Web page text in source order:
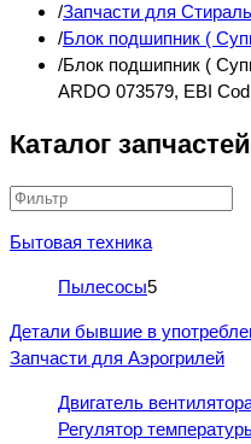
Запчасти для
Блок подшипник (
Блок подшипник (
ARDO 073579, EBI
Каталог запчастей
Бытовая техника
Пылесосы5
Детали бывшие в
Запчасти для Аэрогрилей
Двигатель
Регулятор